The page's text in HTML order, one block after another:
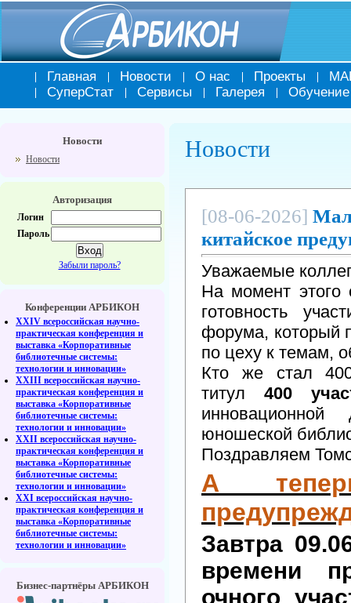
Главная Новости О нас Проекты
СуперСтат
Сервисы Галерея Обучение
Новости
Новости
Авторизация
Логин
Пароль
Забыли пароль?
Конференции АРБИКОН
XXIV всероссийская научно-
практическая конференция и
выставка «Корпоративные
библиотечные системы:
технологии и инновации»
XXIII всероссийская научно-
практическая конференция и
выставка «Корпоративные
библиотечные системы:
технологии и инновации»
XXII всероссийская научно-
практическая конференция и
выставка «Корпоративные
библиотечные системы:
технологии и инновации»
XXI всероссийская научно-
практическая конференция и
выставка «Корпоративные
библиотечные системы:
технологии и инновации»
Бизнес-партнёры АРБИКОН
Новости
[08-06-2026]
китайское
Уважаемые
На момент этого
готовность
форума, который
по цеху к темам,
Кто же стал
титул
400
инновационной
юношеской
Поздравляем
А
Завтра
времени
очного